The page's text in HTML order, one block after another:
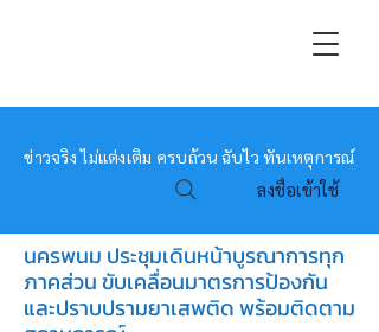
หมอข่าว
ข่าวจริง ไม่แต่งเติม ครบถ้วน ฉับไว ทันเหตุการณ์
ลงชื่อเข้าใช้
นครพนม ประชุมเดินหน้าบูรณาการทุก
ภาคส่วน ขับเคลื่อนมาตรการป้องกัน
และปราบปรามยาเสพติด พร้อมติดตาม